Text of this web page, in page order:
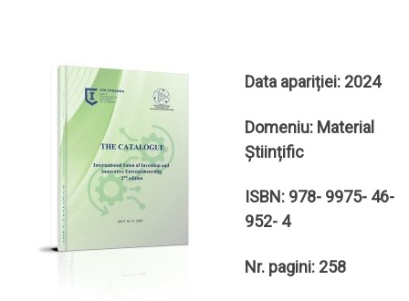
Data apariției: 2024
Domeniu: Material
Științific
ISBN: 978- 9975- 46-
952- 4
Nr. pagini: 258